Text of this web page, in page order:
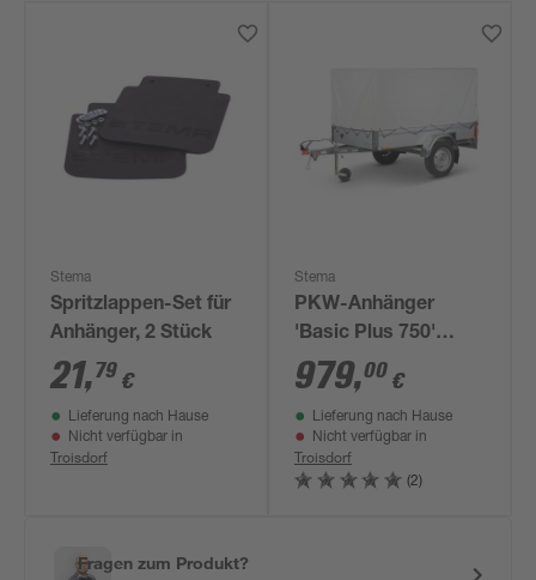
Stema
Spritzlappen-Set für
Anhänger, 2 Stück
21,79 €
Lieferung nach Hause
Nicht verfügbar in
Troisdorf
Stema
PKW-Anhänger
'Basic Plus 750'
ungebremst 750 kg
mit Hochspriegel
979,00 €
Lieferung nach Hause
Nicht verfügbar in
Troisdorf
(2)
Fragen zum Produkt?